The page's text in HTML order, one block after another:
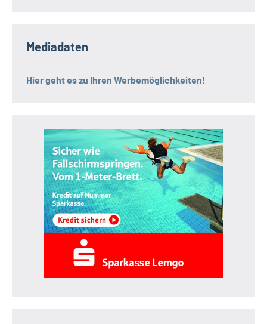
Mediadaten
Hier geht es zu Ihren Werbemöglichkeiten!